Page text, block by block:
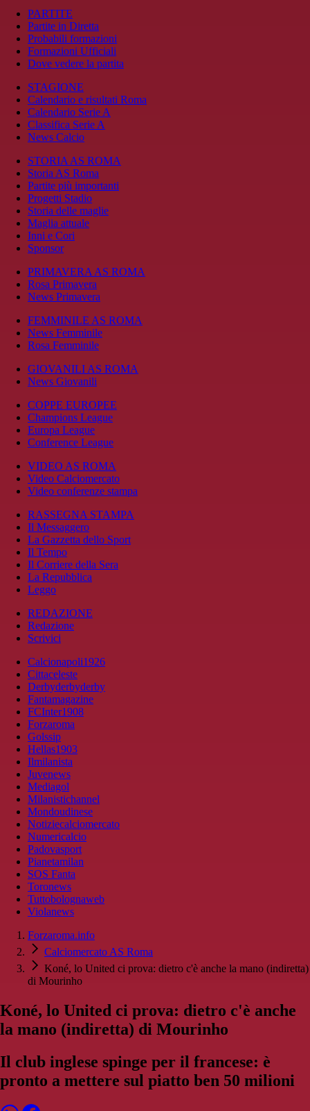
PARTITE
Partite in Diretta
Probabili formazioni
Formazioni Ufficiali
Dove vedere la partita
STAGIONE
Calendario e risultati Roma
Calendario Serie A
Classifica Serie A
News Calcio
STORIA AS ROMA
Storia AS Roma
Partite più importanti
Progetti Stadio
Storia delle maglie
Maglia attuale
Inni e Cori
Sponsor
PRIMAVERA AS ROMA
Rosa Primavera
News Primavera
FEMMINILE AS ROMA
News Femminile
Rosa Femminile
GIOVANILI AS ROMA
News Giovanili
COPPE EUROPEE
Champions League
Europa League
Conference League
VIDEO AS ROMA
Video Calciomercato
Video conferenze stampa
RASSEGNA STAMPA
Il Messaggero
La Gazzetta dello Sport
Il Tempo
Il Corriere della Sera
La Repubblica
Leggo
REDAZIONE
Redazione
Scrivici
Calcionapoli1926
Cittaceleste
Derbyderbyderby
Fantamagazine
FCInter1908
Forzaroma
Golssip
Hellas1903
Ilmilanista
Juvenews
Mediagol
Milanistichannel
Mondoudinese
Notiziecalciomercato
Numericalcio
Padovasport
Pianetamilan
SOS Fanta
Toronews
Tuttobolognaweb
Violanews
Forzaroma.info
Calciomercato AS Roma
Koné, lo United ci prova: dietro c'è anche la mano (indiretta)
di Mourinho
Koné, lo United ci prova: dietro c'è anche
la mano (indiretta) di Mourinho
Il club inglese spinge per il francese: è
pronto a mettere sul piatto ben 50 milioni